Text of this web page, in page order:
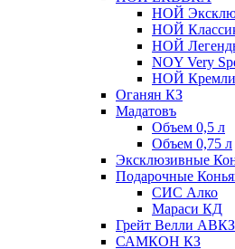
НОЙ
НОЙ
НОЙ
NOY Very
НОЙ
Оганян КЗ
Мадатовъ
Объем 0,5 л
Объем 0,75 л
Эксклюзивные
Подарочные
СИС Алко
Мараси КД
Грейт Велли АВКЗ
САМКОН КЗ